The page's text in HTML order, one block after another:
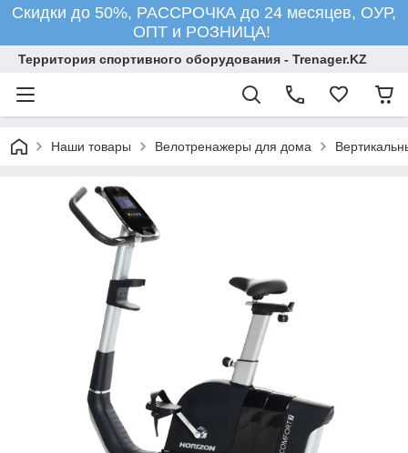
Скидки до 50%, РАССРОЧКА до 24 месяцев, ОУР,
ОПТ и РОЗНИЦА!
Территория спортивного оборудования - Trenager.KZ
Наши товары Велотренажеры для дома